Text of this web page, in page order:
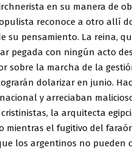
en su manera de
reconoce a otro allí
su pensamiento. La reina,
pegada con ningún acto
sobre la marcha de la
dolarizar en junio.
y arreciaban
la arquitecta
mientras el fugitivo del
los argentinos no pueden